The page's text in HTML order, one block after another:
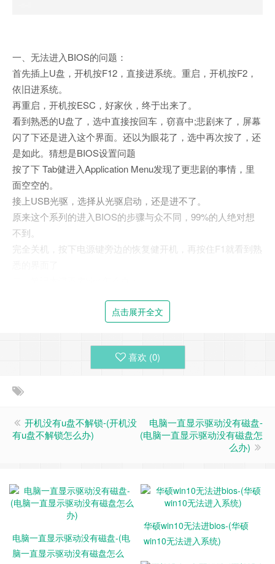
一、无法进入BIOS的问题：
首先插上U盘，开机按F12，直接进系统。重启，开机按F2，
依旧进系统。
再重启，开机按ESC，好家伙，终于出来了。
看到熟悉的U盘了，选中直接按回车，窃喜中;悲剧来了，屏幕
闪了下还是进入这个界面。还以为眼花了，选中再次按了，还
是如此。猜想是BIOS设置问题
按了下 Tab健进入Application Menu发现了更悲剧的事情，里
面空空的。
接上USB光驱，选择从光驱启动，还是进不了。
原来这个系列的进入BIOS的步骤与众不同，99%的人绝对想
不到。
完全关机，按下电源键旁边的恢复健开机，再按住F1就看到熟
1、插口。有条件的话。如果距离维修点较近的话。建议去店
里测试。他们有主板测试卡。可以测出主板的问题。可能是主
板硬盘芯片烧了。也有可能是SATA插口的问题。或者换个硬
盘试试。也许硬盘供电不足线材损耗。
点击展开全文
喜欢 (0)
开机没有u盘不解锁-(开机没
有u盘不解锁怎么办)
电脑一直显示驱动没有磁盘-
(电脑一直显示驱动没有磁盘怎
么办)
电脑一直显示驱动没有磁盘-(电
脑一直显示驱动没有磁盘怎么
华硕win10无法进bios-(华硕
win10无法进入系统)